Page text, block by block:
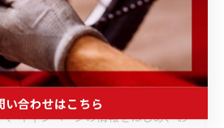
KIDS伊勢崎店で開催される各種イ
、キャンペーンの情報をはじめ、お
い合わせはこちら